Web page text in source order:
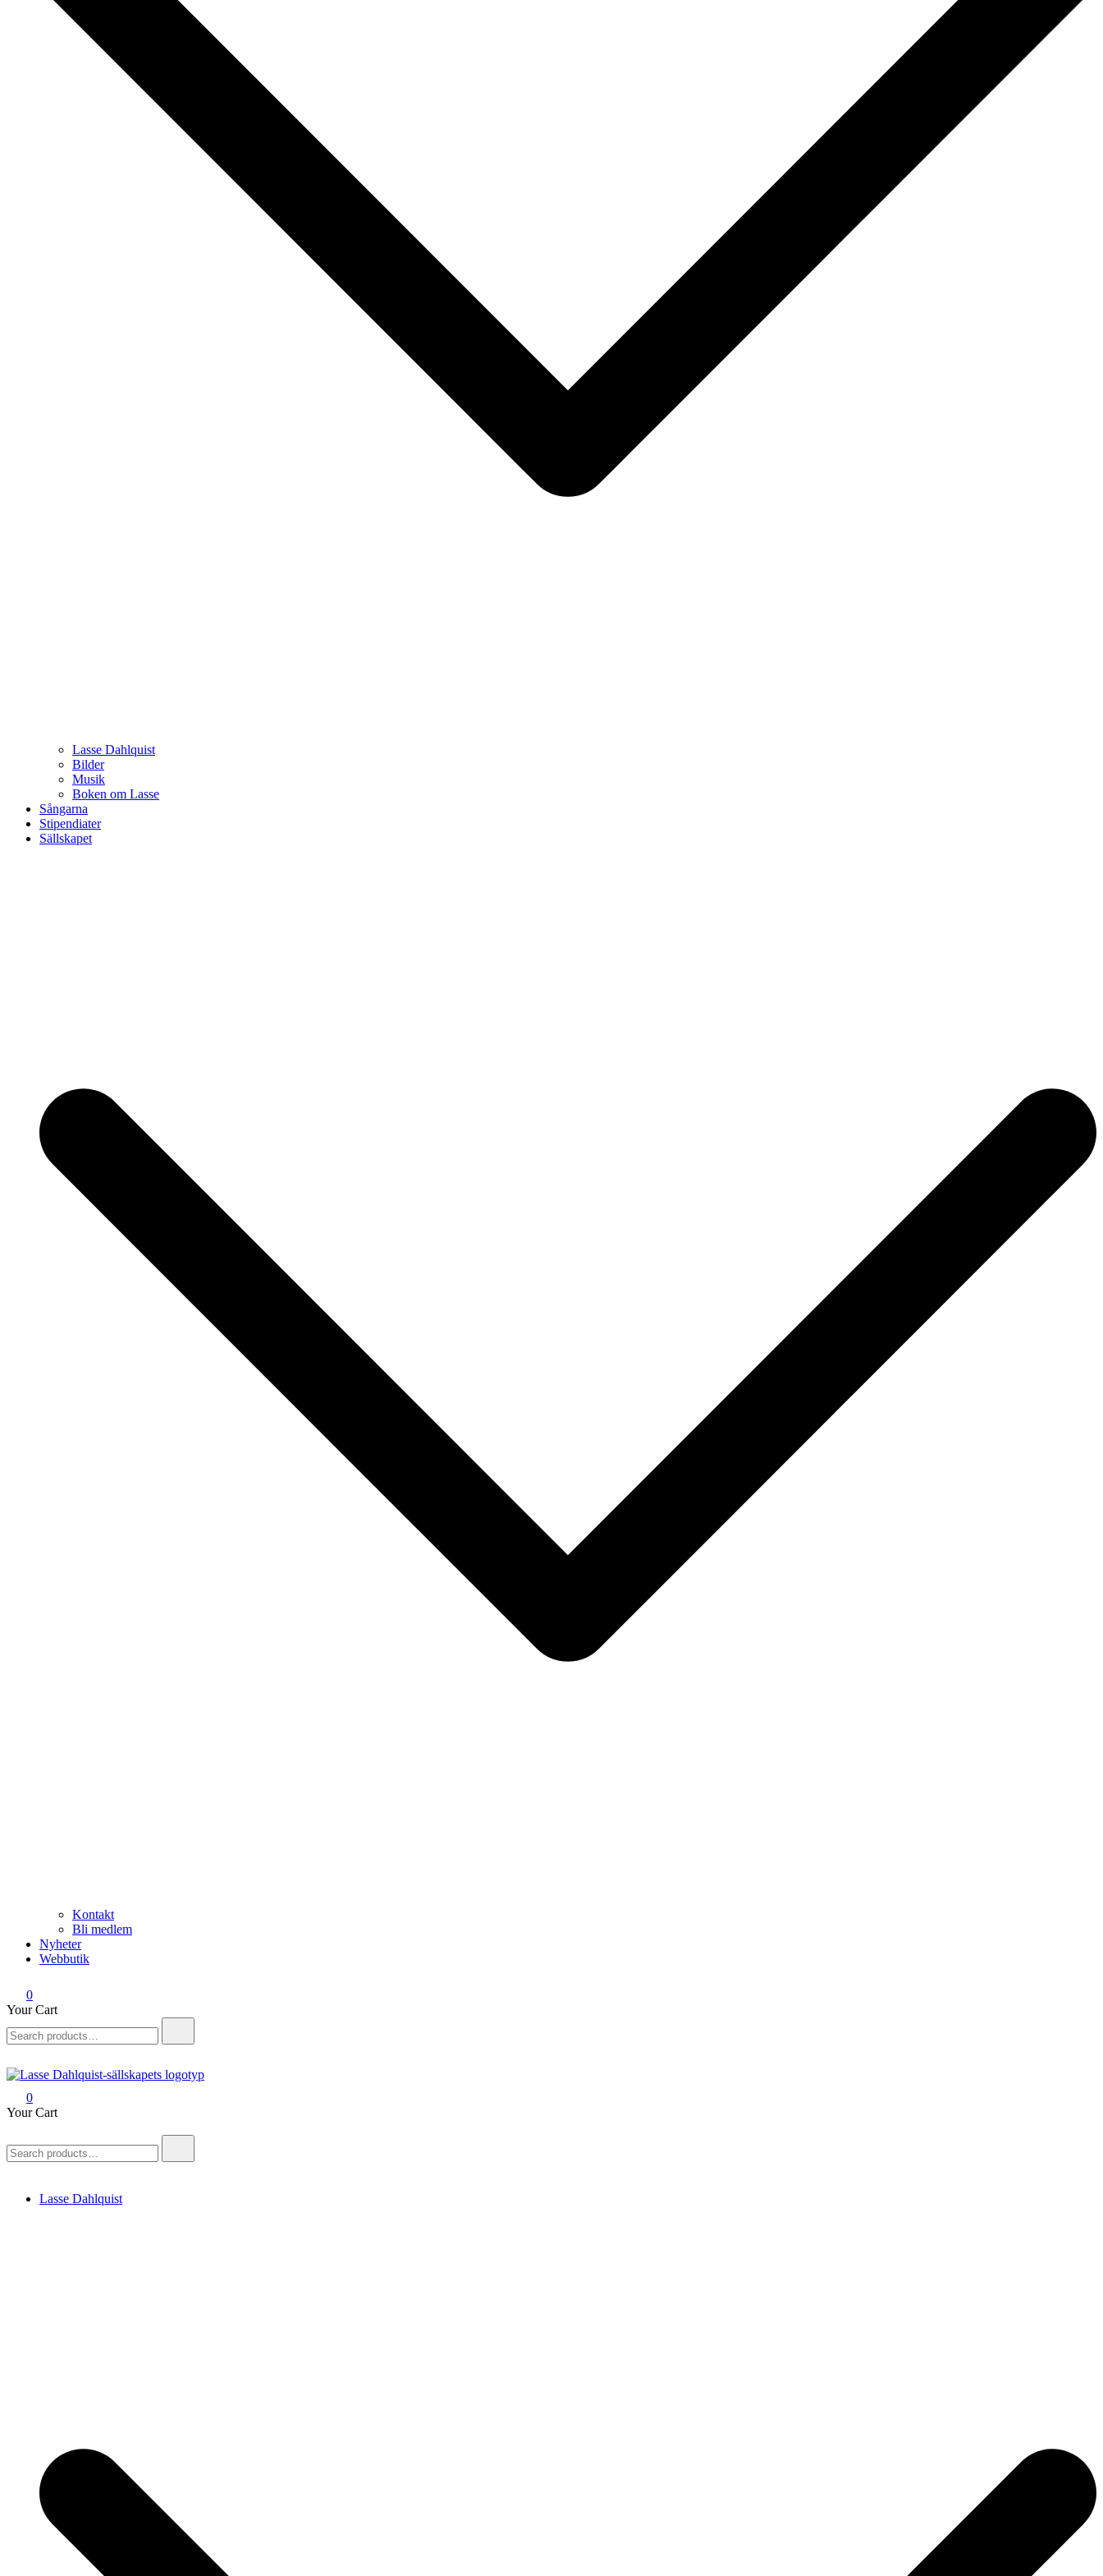
Lasse Dahlquist
Bilder
Musik
Boken om Lasse
Sångarna
Stipendiater
Sällskapet
Kontakt
Bli medlem
Nyheter
Webbutik
0
Your Cart
for:
Lasse Dahlquist-sällskapet
Allt om Lasse Dahlquist – kompositör, musiker, artist, kåsör och skådespelare
0
Your Cart
for:
Lasse Dahlquist